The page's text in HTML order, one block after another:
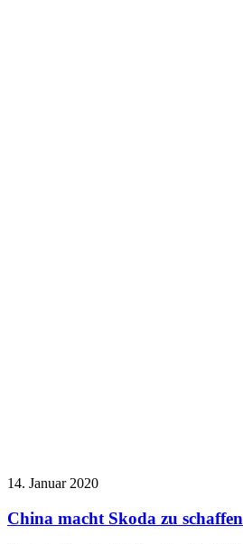
14. Januar 2020
China macht Skoda zu schaffen